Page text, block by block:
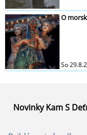
O
So
Novinky Kam S